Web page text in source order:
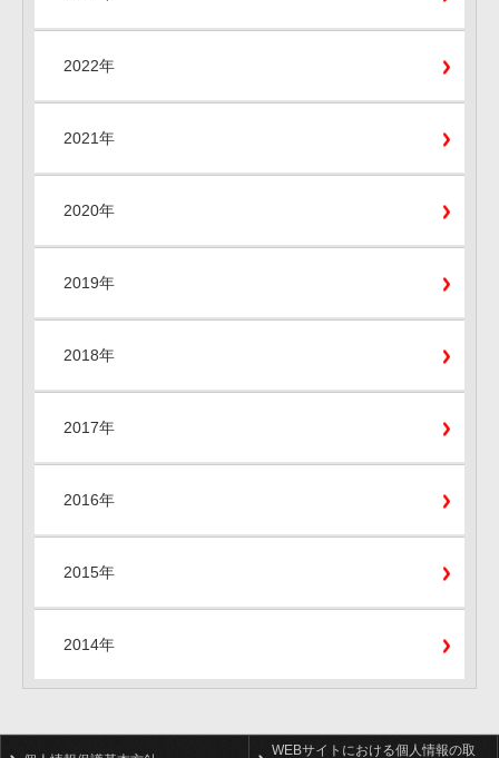
2022年
2021年
2020年
2019年
2018年
2017年
2016年
2015年
2014年
WEBサイトにおける個人情報の取